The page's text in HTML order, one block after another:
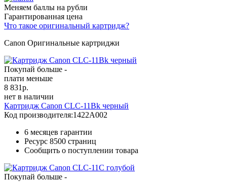
Меняем баллы на рубли
Гарантированная цена
Что такое оригинальный картридж?
Canon Оригинальные картриджи
Покупай больше -
плати меньше
8 831р.
нет в наличии
Картридж Canon CLC-11Bk черный
Код производителя:1422A002
6 месяцев гарантии
Ресурс 8500 страниц
Сообщить о поступлении товара
Покупай больше -